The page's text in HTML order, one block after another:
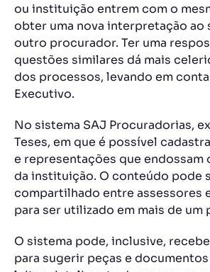
ou instituição entrem com o
obter uma nova interpretação ao
outro procurador. Ter uma
questões similares dá mais
dos processos, levando em
Executivo.
No sistema SAJ Procuradorias,
Teses, em que é possível
e representações que endossam
da instituição. O conteúdo pode
compartilhado entre assessores
para ser utilizado em mais de um
O sistema pode, inclusive,
para sugerir peças e documentos